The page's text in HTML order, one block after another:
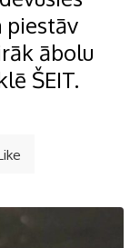
piestāv
ābolu
ŠEIT.